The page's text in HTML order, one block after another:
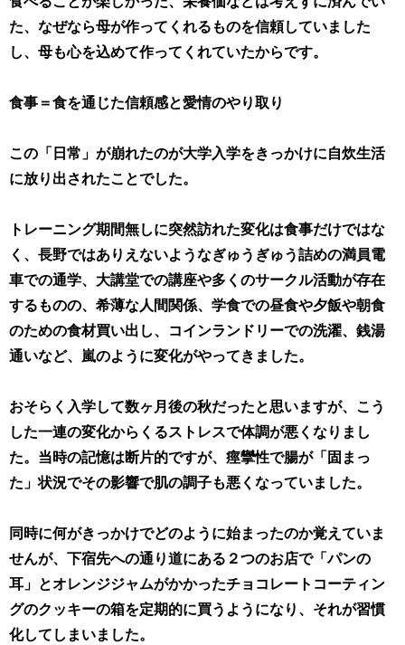
た、なぜなら母が作ってくれるものを信頼していました
し、母も心を込めて作ってくれていたからです。
食事＝食を通じた信頼感と愛情のやり取り
この「日常」が崩れたのが大学入学をきっかけに自炊生活
に放り出されたことでした。
トレーニング期間無しに突然訪れた変化は食事だけではな
く、長野ではありえないようなぎゅうぎゅう詰めの満員電
車での通学、大講堂での講座や多くのサークル活動が存在
するものの、希薄な人間関係、学食での昼食や夕飯や朝食
のための食材買い出し、コインランドリーでの洗濯、銭湯
通いなど、嵐のように変化がやってきました。
おそらく入学して数ヶ月後の秋だったと思いますが、こう
した一連の変化からくるストレスで体調が悪くなりまし
た。当時の記憶は断片的ですが、痙攣性で腸が「固まっ
た」状況でその影響で肌の調子も悪くなっていました。
同時に何がきっかけでどのように始まったのか覚えていま
せんが、下宿先への通り道にある２つのお店で「パンの
耳」とオレンジジャムがかかったチョコレートコーティン
グのクッキーの箱を定期的に買うようになり、それが習慣
化してしまいました。